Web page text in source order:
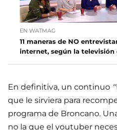
EN WATMAG
11 maneras de NO
internet, según la televisión
En definitiva, un continuo
que le sirviera para
programa de Broncano.
no la que el youtuber